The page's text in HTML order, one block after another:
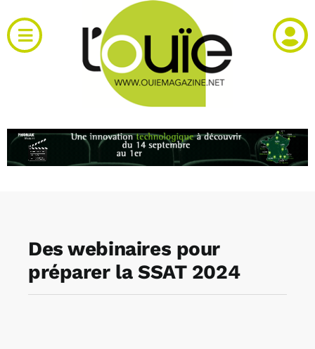
au
contenu
Toggle
Navigation
RH et emploi
Agenda
Des webinaires pour
préparer la SSAT 2024